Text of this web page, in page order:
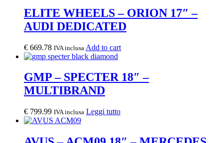
ELITE WHEELS – ORION 17″ –
AUDI DEDICATED
€ 669.78 IVA inclusa Add to cart
GMP – SPECTER 18″ –
MULTIBRAND
€ 799.99 IVA inclusa Leggi tutto